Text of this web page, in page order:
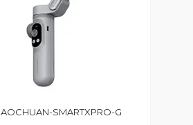
AOCHUAN-SMARTXPRO-G